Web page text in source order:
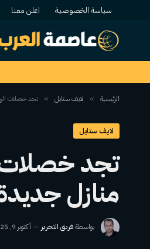
سياسة الخصوصية اعلن معنا
الرئيسية » لايف ستايل » تجد خصلات
لايف ستايل
تجد خصلات
منازل
بواسطةفريق التحرير أكتوبر 9, 2025